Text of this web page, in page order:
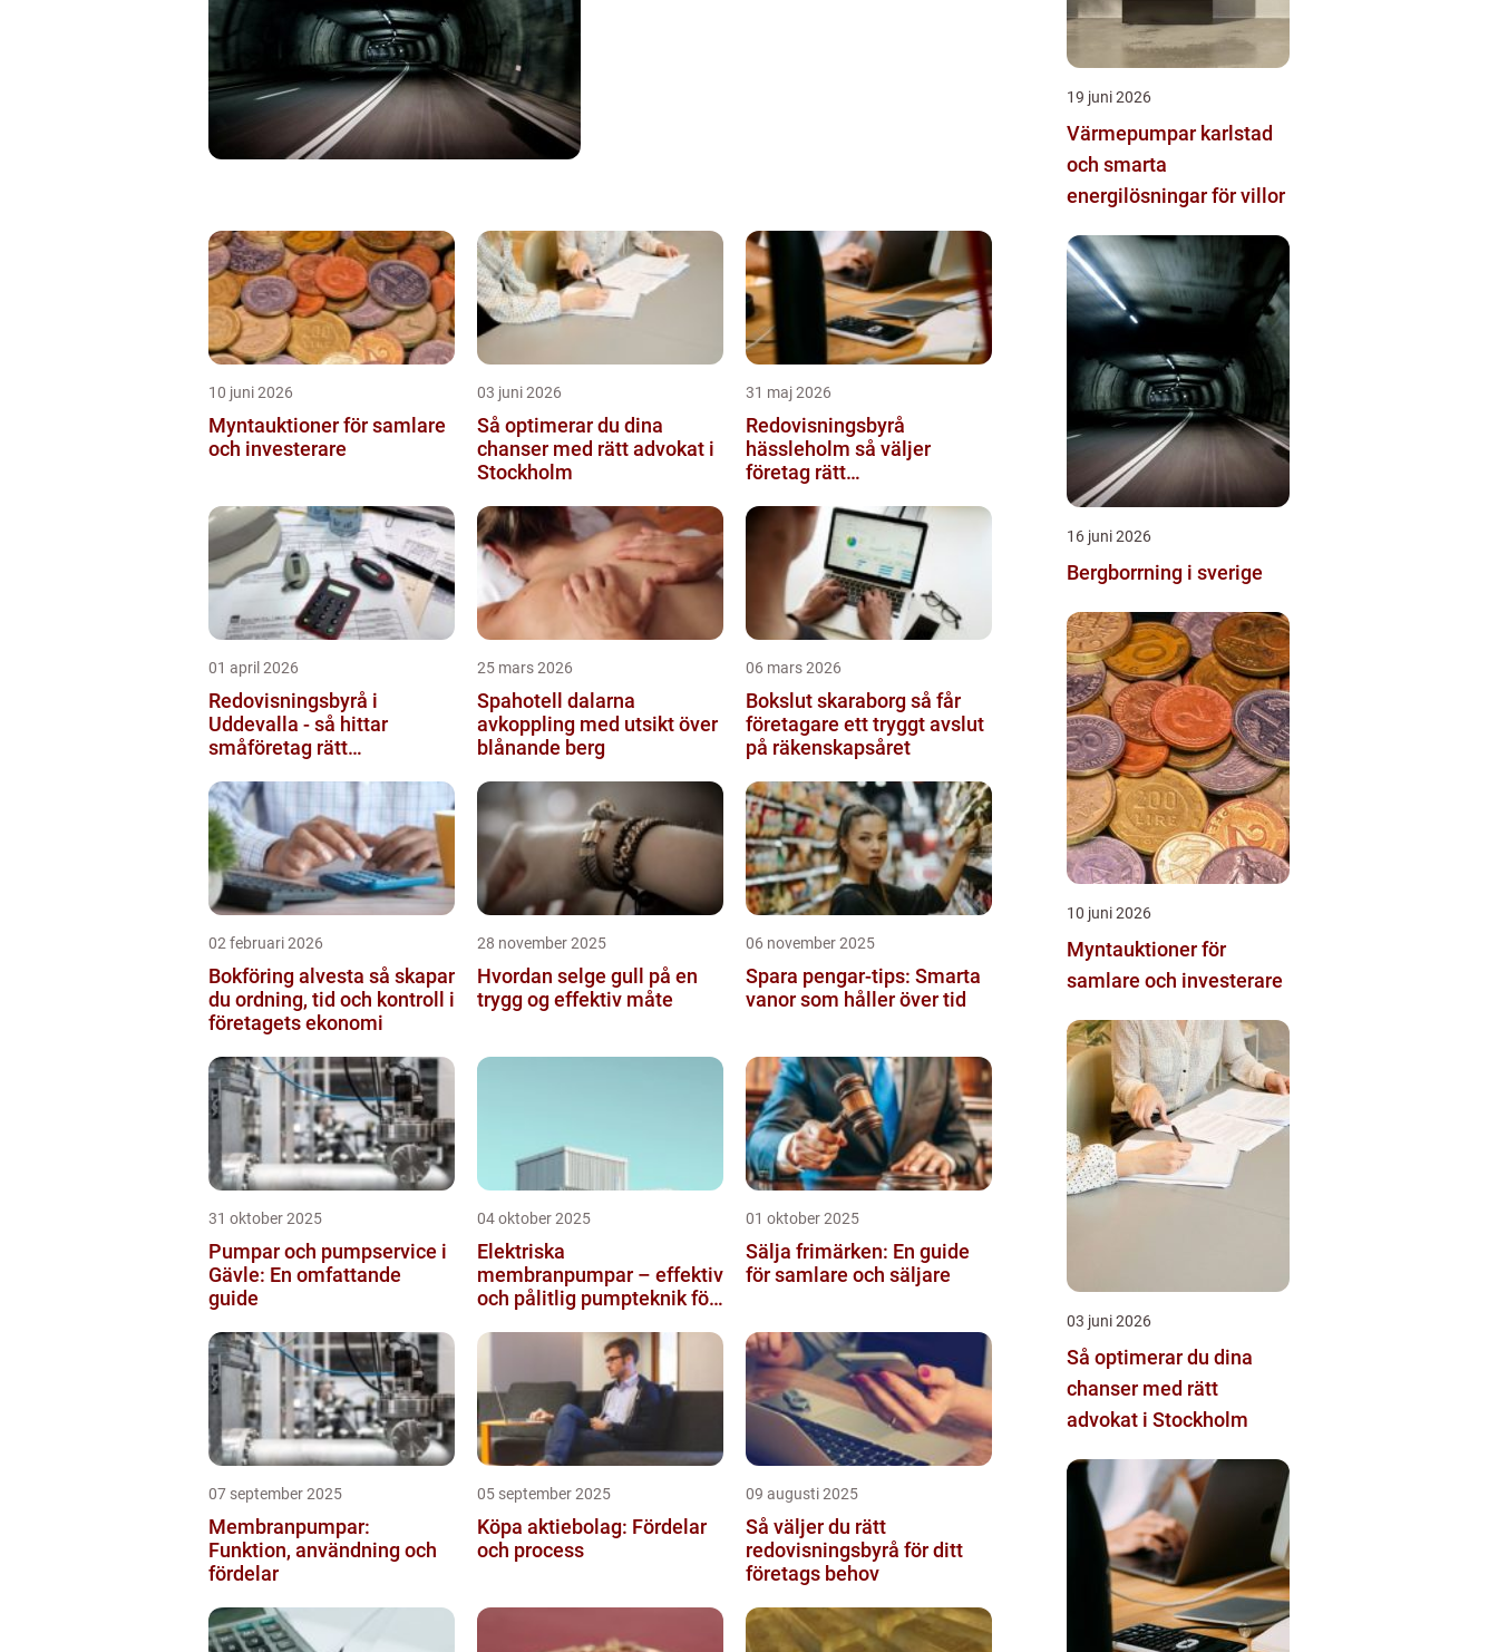
10 juni 2026
Myntauktioner för samlare
och investerare
03 juni 2026
Så optimerar du dina
chanser med rätt advokat i
Stockholm
31 maj 2026
Redovisningsbyrå
hässleholm så väljer
företag rätt
01 april 2026
Redovisningsbyrå i
Uddevalla - så hittar
småföretag rätt
25 mars 2026
Spahotell dalarna
avkoppling med utsikt över
blånande berg
06 mars 2026
Bokslut skaraborg så får
företagare ett tryggt avslut
på räkenskapsåret
02 februari 2026
Bokföring alvesta så skapar
du ordning, tid och kontroll i
företagets ekonomi
28 november 2025
Hvordan selge gull på en
trygg og effektiv måte
06 november 2025
Spara pengar-tips: Smarta
vanor som håller över tid
31 oktober 2025
Pumpar och pumpservice i
Gävle: En omfattande
guide
04 oktober 2025
Elektriska
membranpumpar – effektiv
och pålitlig pumpteknik för
01 oktober 2025
Sälja frimärken: En guide
för samlare och säljare
07 september 2025
Membranpumpar:
Funktion, användning och
fördelar
05 september 2025
Köpa aktiebolag: Fördelar
och process
09 augusti 2025
Så väljer du rätt
redovisningsbyrå för ditt
företags behov
19 juni 2026
Värmepumpar karlstad
och smarta
energilösningar för villor
16 juni 2026
Bergborrning i sverige
10 juni 2026
Myntauktioner för
samlare och investerare
03 juni 2026
Så optimerar du dina
chanser med rätt
advokat i Stockholm